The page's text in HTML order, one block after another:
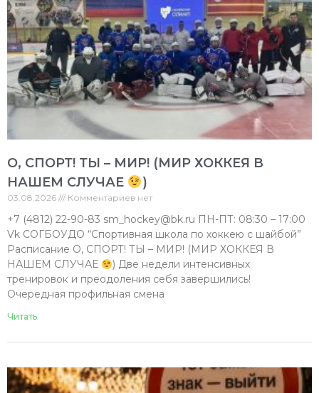
О, СПОРТ! ТЫ – МИР! (МИР ХОККЕЯ В
НАШЕМ СЛУЧАЕ
)
03.08.2026 Комментариев нет
+7 (4812) 22-90-83 sm_hockey@bk.ru ПН-ПТ: 08:30 – 17:00
Vk СОГБОУДО “Спортивная школа по хоккею с шайбой”
Расписание О, СПОРТ! ТЫ – МИР! (МИР ХОККЕЯ В
НАШЕМ СЛУЧАЕ
) Две недели интенсивных
тренировок и преодоления себя завершились!
Очередная профильная смена
Читать